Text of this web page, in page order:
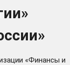
«Финансы и